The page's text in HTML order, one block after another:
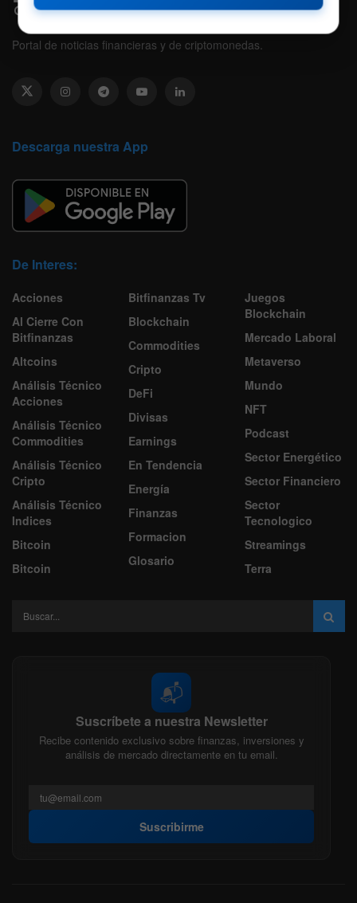
Portal de noticias financieras y de criptomonedas.
Descarga nuestra App
De Interes:
Acciones
Al Cierre Con
Bitfinanzas
Altcoins
Análisis Técnico
Acciones
Análisis Técnico
Commodities
Análisis Técnico
Cripto
Análisis Técnico
Indices
Bitcoin
Bitcoin
Bitfinanzas Tv
Blockchain
Commodities
Cripto
DeFi
Divisas
Earnings
En Tendencia
Energía
Finanzas
Formacion
Glosario
Juegos
Blockchain
Mercado Laboral
Metaverso
Mundo
NFT
Podcast
Sector Energético
Sector Financiero
Sector
Tecnologico
Streamings
Terra
📬
Suscríbete a nuestra Newsletter
Recibe contenido exclusivo sobre finanzas, inversiones y
análisis de mercado directamente en tu email.
Suscribirme